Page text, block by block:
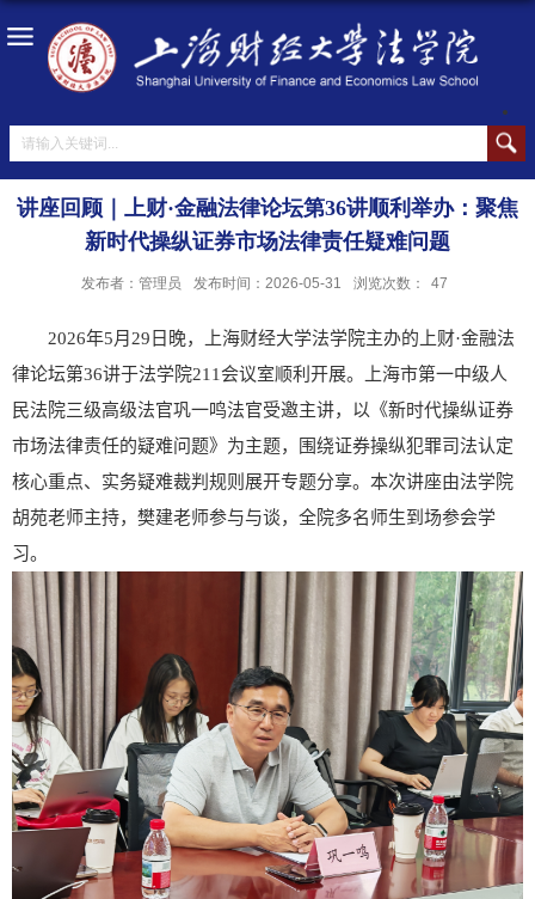
讲座回顾｜上财·金融法律论坛第36讲顺利举办：聚焦
新时代操纵证券市场法律责任疑难问题
发布者：管理员 发布时间：2026-05-31 浏览次数： 47
2026年5月 29 日晚，上海财经大学法学院主办的上财·金融法
律论坛第36讲于法学院211会议室顺利开展。上海市第一中级人
民法院三级高级法官巩一鸣法官受邀主讲，以《新时代操纵证券
市场法律责任的疑难问题》为主题，围绕证券操纵犯罪司法认定
核心重点、实务疑难裁判规则展开专题分享。本次讲座由法学院
胡苑老师主持，樊建老师参与与谈，全院多名师生到场参会学
习。